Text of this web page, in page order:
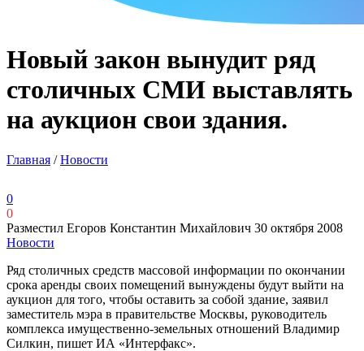
Новый закон вынудит ряд
столичных СМИ выставлять
на аукцион свои здания.
Главная /Новости
0
0
Разместил Егоров Константин Михайлович 30 октября 2008
Новости
Ряд столичных средств массовой информации по окончании
срока аренды своих помещений вынуждены будут выйти на
аукцион для того, чтобы оставить за собой здание, заявил
заместитель мэра в правительстве Москвы, руководитель
комплекса имущественно-земельных отношений Владимир
Силкин, пишет ИА «Интерфакс».